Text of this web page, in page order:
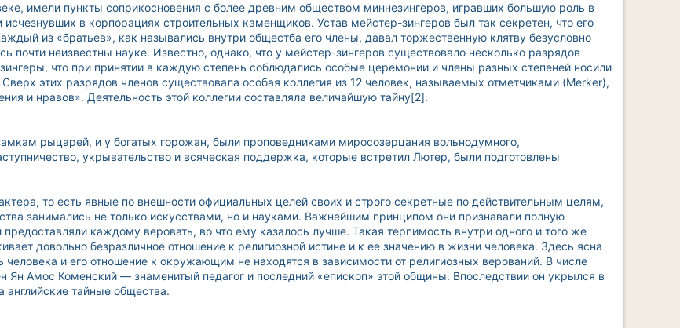
имели пункты соприкосновения с более древним обществом миннезингеров, игравших большую роль в
исчезнувших в корпорациях строительных каменщиков. Устав мейстер-зингеров был так секретен, что его
из «братьев», как назывались внутри общестба его члены, давал торжественную клятву безусловно
почти неизвестны науке. Известно, однако, что у мейстер-зингеров существовало несколько разрядов
что при принятии в каждую степень соблюдались особые церемонии и члены разных степеней носили
этих разрядов членов существовала особая коллегия из 12 человек, называемых отметчиками (Merker),
и нравов». Деятельность этой коллегии составляла величайшую тайну[2].
рыцарей, и у богатых горожан, были проповедниками миросозерцания вольнодумного,
укрывательство и всяческая поддержка, которые встретил Лютер, были подготовлены
то есть явные по внешности официальных целей своих и строго секретные по действительным целям,
занимались не только искусствами, но и науками. Важнейшим принципом они признавали полную
каждому веровать, во что ему казалось лучше. Такая терпимость внутри одного и того же
довольно безразличное отношение к религиозной истине и к ее значению в жизни человека. Здесь ясна
человека и его отношение к окружающим не находятся в зависимости от религиозных верований. В числе
Ян Амос Коменский — знаменитый педагог и последний «епископ» этой общины. Впоследствии он укрылся в
английские тайные общества.